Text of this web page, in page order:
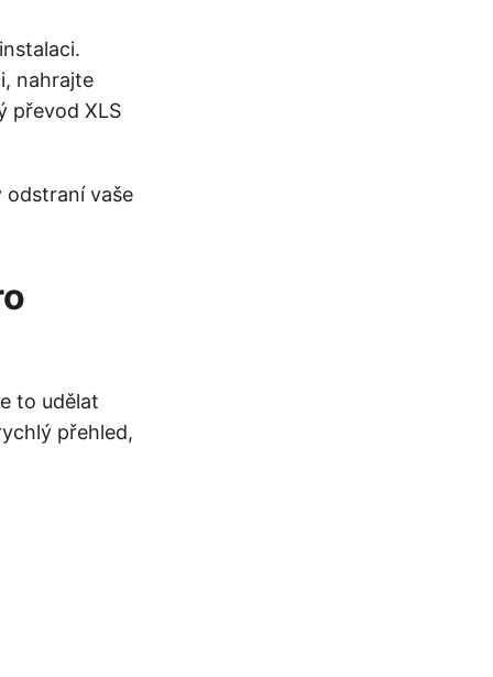
nahrajte
převod XLS
odstraní vaše
to udělat
přehled,